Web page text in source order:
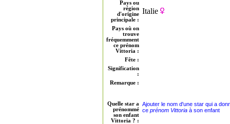
Pays ou
région
d'origine
principale :
Italie
Pays où on
trouve
fréquemment
ce prénom
Vittoria :
Fête :
Signification
:
Remarque :
Quelle star a
prénommé
son enfant
Vittoria ? :
Ajouter le nom d'une star qui a
ce prénom Vittoriaà son enfant